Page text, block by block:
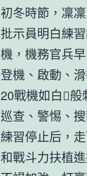
初冬時節，凜
批示員明白練
機，機務官兵
登機、啟動、
20戰機如白般
巡查、警惕、
練習停止后，
和戰斗力扶植